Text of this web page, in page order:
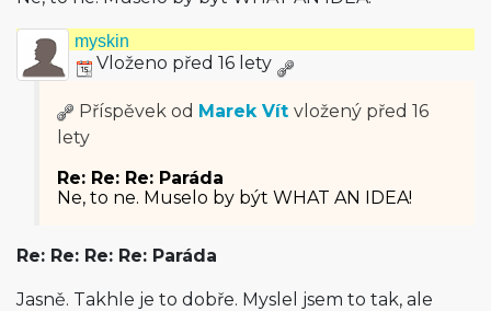
myskin
Vloženo před 16 lety
Příspěvek od Marek Vít vložený před 16
lety
Re: Re: Re: Paráda
Ne, to ne. Muselo by být WHAT AN IDEA!
Re: Re: Re: Re: Paráda
Jasně. Takhle je to dobře. Myslel jsem to tak, ale